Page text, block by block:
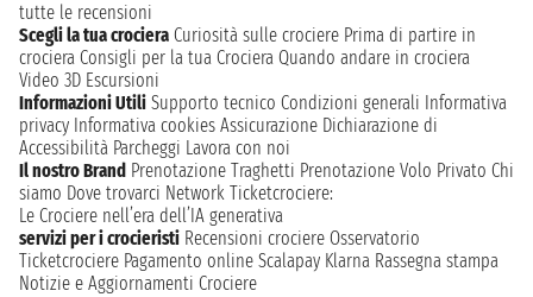
tutte le recensioni
Scegli la tua crociera Curiosità sulle crociere Prima di partire in
crociera Consigli per la tua Crociera Quando andare in crociera
Video 3D Escursioni
Informazioni Utili Supporto tecnico Condizioni generali Informativa
privacy Informativa cookies Assicurazione Dichiarazione di
Accessibilità Parcheggi Lavora con noi
Il nostro Brand Prenotazione Traghetti Prenotazione Volo Privato Chi
siamo Dove trovarci Network Ticketcrociere:
Le Crociere nell’era dell’IA generativa
servizi per i crocieristi Recensioni crociere Osservatorio
Ticketcrociere Pagamento online Scalapay Klarna Rassegna stampa
Notizie e Aggiornamenti Crociere